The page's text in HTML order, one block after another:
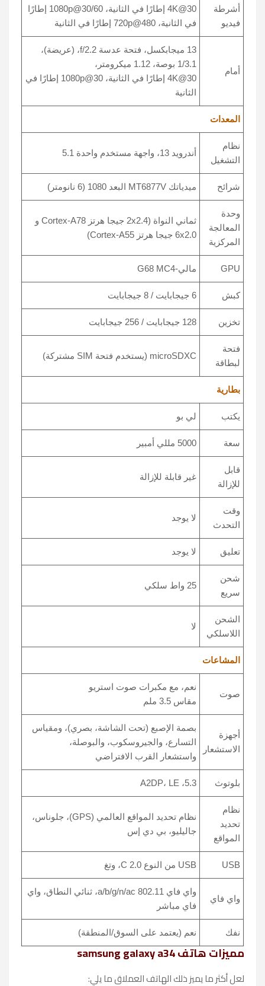
أشرطة
فيديو
4K@30 إطارًا في الثانية، 1080p@30/60 إطارًا
في الثانية، 720p@480 إطارًا في الثانية
أمام
13 ميجابكسل، فتحة عدسة f/2.2، (عريضة)،
1/3.1 بوصة، 1.12 ميكرومتر،
4K@30 إطارًا في الثانية، 1080p@30 إطارًا في
الثانية
المعدات
نظام
التشغيل
أندرويد 13، واجهة مستخدم واحدة 5.1
شرائح ميدياتك MT6877V البعد 1080 (6 نانومتر)
وحدة
المعالجة
المركزية
ثماني النواة (2x2.4 جيجا هرتز Cortex-A78 و
6x2.0 جيجا هرتز Cortex-A55)
GPU مالي-G68 MC4
كبش 6 جيجابايت / 8 جيجابايت
تخزين 128 جيجابايت / 256 جيجابايت
فتحة
لبطاقة
microSDXC (يستخدم فتحة SIM مشتركة)
بطارية
يكتب لي بو
سعة 5000 مللي أمبير
قابل
للإزالة
غير قابلة للإزالة
وقت
التحدث
لا يوجد
تعليق لا يوجد
شحن
سريع
25 واط سلكي
الشحن
اللاسلكي
لا
المشاعات
صوت
نعم، مع مكبرات صوت استريو
مقاس 3.5 ملم
أجهزة
الاستشعار
بصمة الإصبع (تحت الشاشة، بصري)، ومقياس
التسارع، والجيروسكوب، والبوصلة،
واستشعار القرب الافتراضي
بلوتوث 5.3، A2DP، LE
نظام
تحديد
المواقع
نظام تحديد المواقع العالمي (GPS)، جلوناس،
جاليليو، بي دي إس
USB USB من النوع C 2.0، وتغ
واي فاي
واي فاي 802.11 a/b/g/n/ac، ثنائي النطاق، واي
فاي مباشر
نفك نعم (يعتمد على السوق/المنطقة)
مميزات هاتف samsung galaxy a34
لعل أكثر ما يميز ذلك الهاتف العملاق ما يلي: